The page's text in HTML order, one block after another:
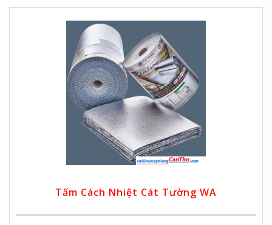
Tấm Cách Nhiệt Cát Tường WA